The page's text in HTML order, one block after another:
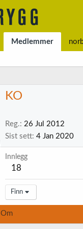
Medlemmer
KO
Reg. 26 Jul 2012
Sist sett 4 Jan 2020
Innlegg
18
Finn
Om